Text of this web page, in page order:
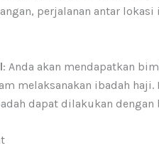
perjalanan antar
: Anda akan mendapatkan
melaksanakan ibadah
dapat dilakukan dengan